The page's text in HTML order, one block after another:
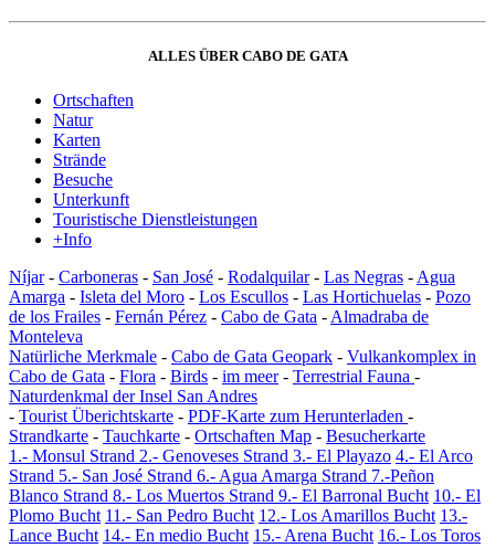
ALLES ÜBER CABO DE GATA
Ortschaften
Natur
Karten
Strände
Besuche
Unterkunft
Touristische Dienstleistungen
+Info
Níjar- Carboneras - San José - Rodalquilar- Las Negras - Agua
Amarga - Isleta del Moro - Los Escullos - Las Hortichuelas - Pozo
de los Frailes - Fernán Pérez - Cabo de Gata - Almadraba de
Monteleva
Natürliche Merkmale - Cabo de Gata Geopark - Vulkankomplex in
Cabo de Gata - Flora - Birds - im meer- Terrestrial Fauna -
Naturdenkmal der Insel San Andres
- Tourist Überichtskarte - PDF-Karte zum Herunterladen -
Strandkarte - Tauchkarte - Ortschaften Map - Besucherkarte
1.- Monsul Strand 2.- Genoveses Strand 3.- El Playazo 4.- El Arco
Strand 5.- San José Strand 6.- Agua Amarga Strand 7.-Peñon
Blanco Strand 8.- Los Muertos Strand 9.- El Barronal Bucht 10.- El
Plomo Bucht 11.- San Pedro Bucht 12.- Los Amarillos Bucht 13.-
Lance Bucht 14.- En medio Bucht 15.- Arena Bucht 16.- Los Toros